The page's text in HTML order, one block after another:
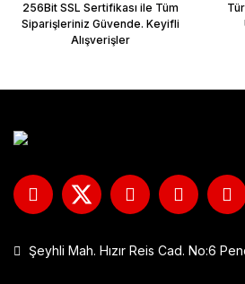
256Bit SSL Sertifikası ile Tüm
Siparişleriniz Güvende. Keyifli
Alışverişler
Şeyhli Mah. Hızır Reis Cad. No:6